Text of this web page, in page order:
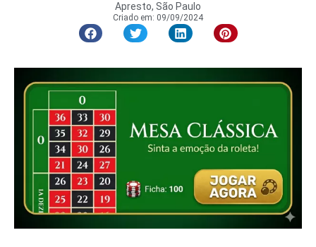
Apresto, São Paulo
Criado em: 09/09/2024